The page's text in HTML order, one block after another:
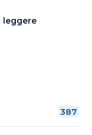
leggere
387